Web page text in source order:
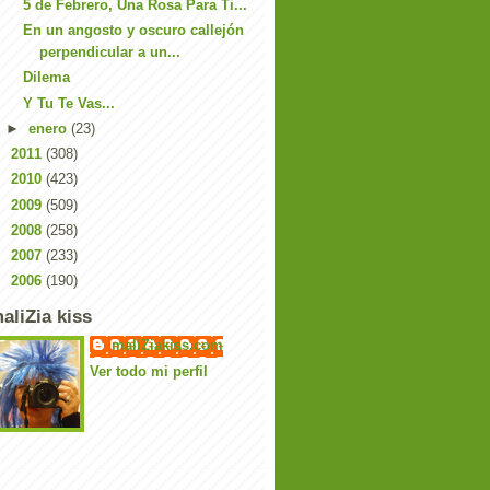
5 de Febrero, Una Rosa Para Ti...
En un angosto y oscuro callejón
perpendicular a un...
Dilema
Y Tu Te Vas...
► enero (23)
2011 (308)
2010 (423)
2009 (509)
2008 (258)
2007 (233)
2006 (190)
kiss
maliZiakiss.com
Ver todo mi perfil